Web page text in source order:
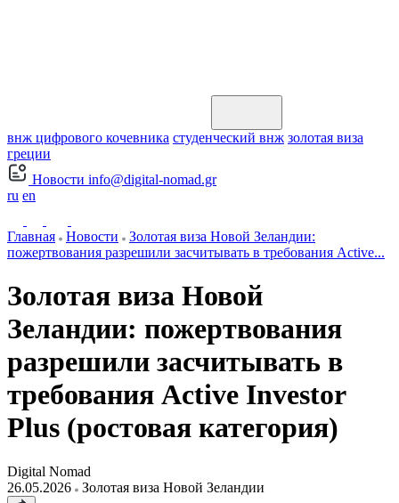
внж цифрового кочевника студенческий внж золотая виза
греции
Новости info@digital-nomad.gr
ru en
Главная Новости
Золотая виза Новой Зеландии:
пожертвования разрешили засчитывать в требования Active...
Золотая виза Новой
Зеландии: пожертвования
разрешили засчитывать в
требования Active Investor
Plus (ростовая категория)
Digital Nomad
26.05.2026
Золотая виза Новой Зеландии